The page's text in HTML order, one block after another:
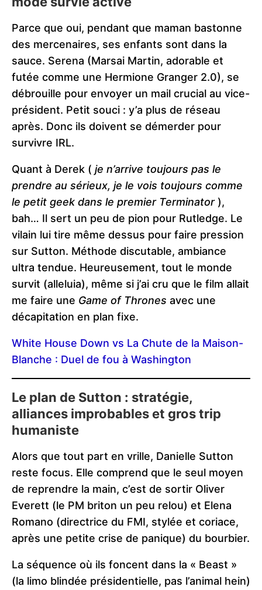
Parce que oui, pendant que maman bastonne
des mercenaires, ses enfants sont dans la
sauce. Serena (Marsai Martin, adorable et
futée comme une Hermione Granger 2.0), se
débrouille pour envoyer un mail crucial au vice-
président. Petit souci : y’a plus de réseau
après. Donc ils doivent se démerder pour
survivre IRL.
Quant à Derek ( je n’arrive toujours pas le
prendre au sérieux, je le vois toujours comme
le petit geek dans le premier Terminator),
bah… Il sert un peu de pion pour Rutledge. Le
vilain lui tire même dessus pour faire pression
sur Sutton. Méthode discutable, ambiance
ultra tendue. Heureusement, tout le monde
survit (alleluia), même si j’ai cru que le film allait
me faire une Game of Thrones avec une
décapitation en plan fixe.
White House Down vs La Chute de la Maison-
Blanche : Duel de fou à Washington
Le plan de Sutton : stratégie,
alliances improbables et gros trip
humaniste
Alors que tout part en vrille, Danielle Sutton
reste focus. Elle comprend que le seul moyen
de reprendre la main, c’est de sortir Oliver
Everett (le PM briton un peu relou) et Elena
Romano (directrice du FMI, stylée et coriace,
après une petite crise de panique) du bourbier.
La séquence où ils foncent dans la « Beast »
(la limo blindée présidentielle, pas l’animal hein)